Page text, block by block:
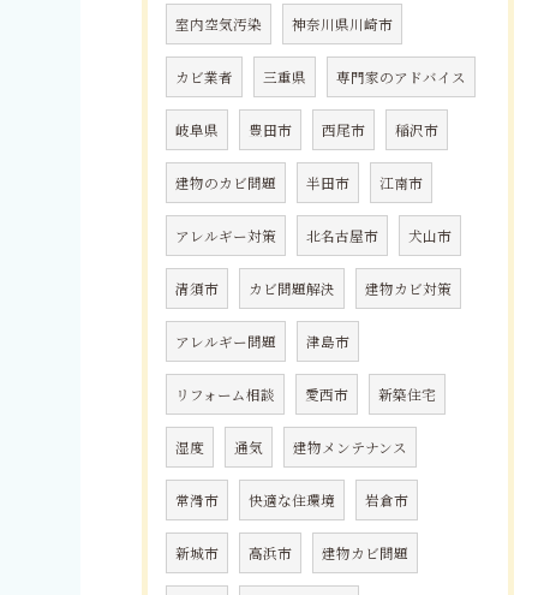
室内空気汚染 神奈川県川崎市
カビ業者 三重県 専門家のアドバイス
岐阜県 豊田市 西尾市 稲沢市
建物のカビ問題 半田市 江南市
アレルギー対策 北名古屋市 犬山市
清須市 カビ問題解決 建物カビ対策
アレルギー問題 津島市
リフォーム相談 愛西市 新築住宅
湿度 通気 建物メンテナンス
常滑市 快適な住環境 岩倉市
新城市 高浜市 建物カビ問題